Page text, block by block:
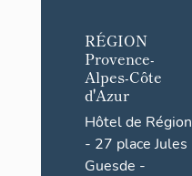
RÉGION
Provence-
Alpes-Côte
d'Azur
Hôtel de Région
- 27 place Jules
Guesde -